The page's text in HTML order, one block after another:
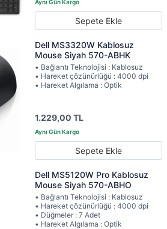
Sepete Ekle
Dell MS3320W Kablosuz
Mouse Siyah 570-ABHK
• Bağlantı Teknolojisi : Kablosuz
• Hareket çözünürlüğü : 4000 dpi
• Hareket Algılama : Optik
1.229,00 TL
Sepete Ekle
Dell MS5120W Pro Kablosuz
Mouse Siyah 570-ABHO
• Bağlantı Teknolojisi : Kablosuz
• Hareket çözünürlüğü : 4000 dpi
• Düğmeler : 7 Adet
• Hareket Algılama : Optik